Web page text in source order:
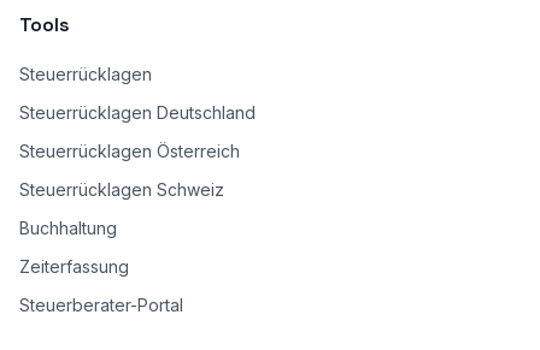
Tools
Steuerrücklagen
Steuerrücklagen Deutschland
Steuerrücklagen Österreich
Steuerrücklagen Schweiz
Buchhaltung
Zeiterfassung
Steuerberater-Portal